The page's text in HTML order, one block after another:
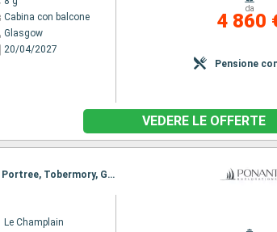
Cabina con balcone
Glasgow
20/04/2027
da
4 860
Pensione
VEDERE LE OFFERTE
Itinerario : Glasgow, Lunga Island, ISLE OF CANNA, LOCH SCAVAIG , Callanish, Ullapool, Portree, Tobermory, Glasgow
Le Champlain